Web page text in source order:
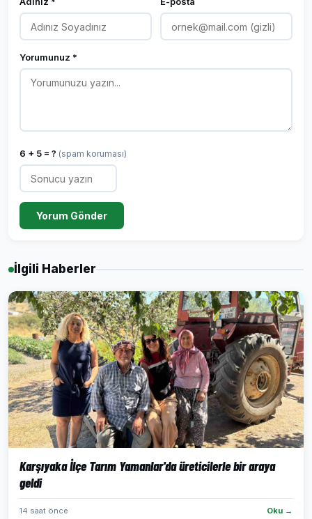
Yorumunuz *
6 + 5 = ? (spam koruması)
Yorum Gönder
İlgili Haberler
Karşıyaka İlçe Tarım Yamanlar'da üreticilerle bir araya
geldi
14 saat önce Oku →